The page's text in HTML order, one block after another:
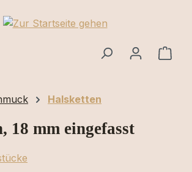
Halsketten
18 mm eingefasst